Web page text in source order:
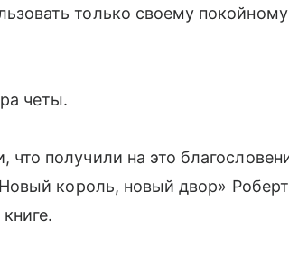
только своему
четы.
получили на это
король, новый двор»